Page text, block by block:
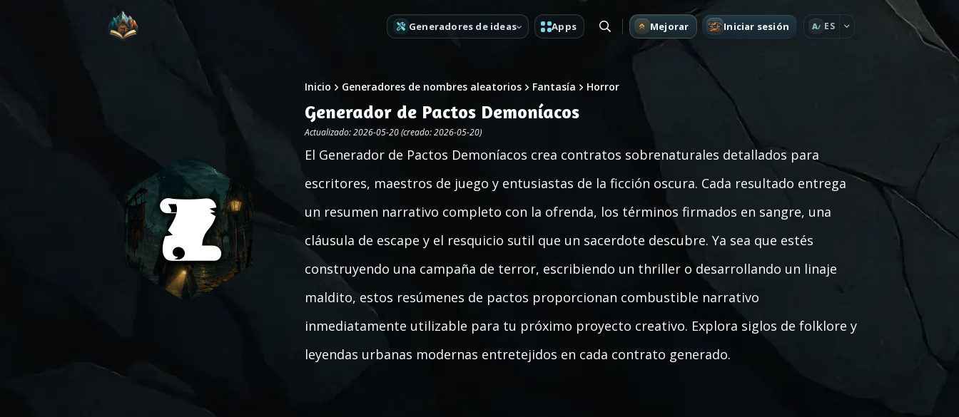
Generadores de ideas Apps Mejorar Iniciar sesión A ES
Inicio Generadores de nombres aleatorios Fantasía Horror
Generador de Pactos Demoníacos
Actualizado: 2026-05-20 (creado: 2026-05-20)
El Generador de Pactos Demoníacos crea contratos sobrenaturales detallados para
escritores, maestros de juego y entusiastas de la ficción oscura. Cada resultado entrega
un resumen narrativo completo con la ofrenda, los términos firmados en sangre, una
cláusula de escape y el resquicio sutil que un sacerdote descubre. Ya sea que estés
construyendo una campaña de terror, escribiendo un thriller o desarrollando un linaje
maldito, estos resúmenes de pactos proporcionan combustible narrativo
inmediatamente utilizable para tu próximo proyecto creativo. Explora siglos de folklore y
leyendas urbanas modernas entretejidos en cada contrato generado.